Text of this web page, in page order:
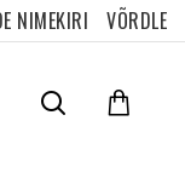
NIMEKIRI VÕRDLE